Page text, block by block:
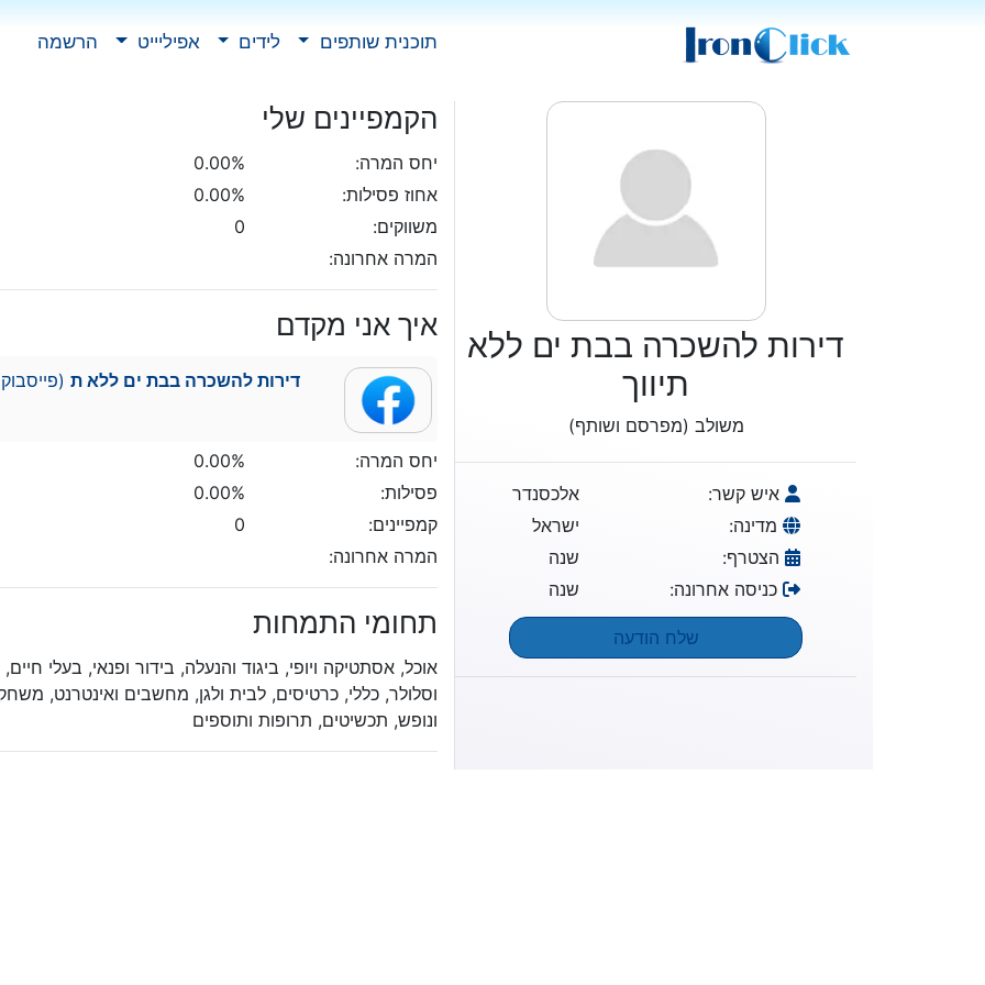
תוכנית שותפים לידים אפיליייט הרשמה
דירות להשכרה בבת ים ללא
תיווך
משולב (מפרסם ושותף)
איש קשר:
אלכסנדר
מדינה:
ישראל
הצטרף:
שנה
כניסה אחרונה:
שנה
שלח הודעה
הקמפיינים שלי
יחס המרה:
0.00%
אחוז פסילות:
0.00%
משווקים:
0
המרה אחרונה:
איך אני מקדם
דירות להשכרה בבת ים ללא ת
יחס המרה:
0.00%
פסילות:
0.00%
קמפיינים:
0
המרה אחרונה:
תחומי התמחות
אוכל, אסתטיקה ויופי, ביגוד והנעלה, בידור ופנאי, בעלי
וסלולר, כללי, כרטיסים, לבית ולגן, מחשבים ואינטרנט,
ונופש, תכשיטים, תרופות ותוספים